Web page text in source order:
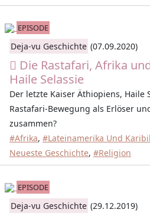
EPISODE
Deja-vu Geschichte (07.09.2020)
Die Rastafari, Afrika
Haile Selassie
Der letzte Kaiser Äthiopiens, Haile
Rastafari-Bewegung als Erlöser
zusammen?
#Afrika, #Lateinamerika Und
Neueste Geschichte, #Religion
EPISODE
Deja-vu Geschichte (29.12.2019)